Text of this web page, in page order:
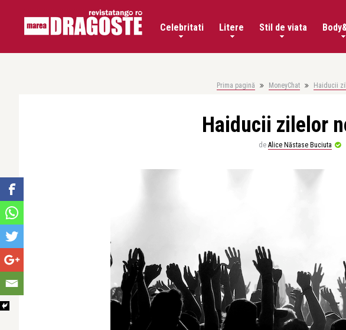
Celebritati Litere Stil de viata
Prima pagină MoneyChat Haiducii
Haiducii zilelor
de Alice Năstase Buciuta